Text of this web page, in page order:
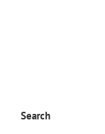
Search